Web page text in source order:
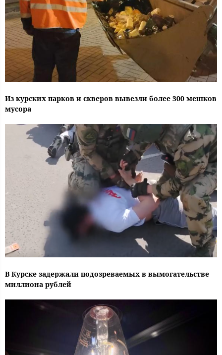
Из курских парков и скверов вывезли более 300 мешков
мусора
В Курске задержали подозреваемых в вымогательстве
миллиона рублей